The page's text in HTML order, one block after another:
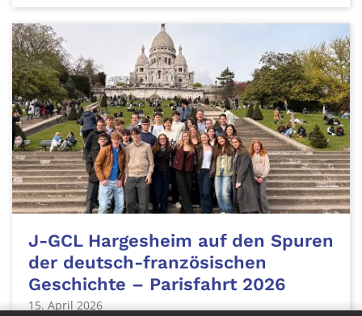
J-GCL Hargesheim auf den Spuren
der deutsch-französischen
Geschichte – Parisfahrt 2026
15. April 2026